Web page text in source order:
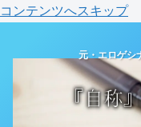
コンテンツへスキップ
元・エロゲシ